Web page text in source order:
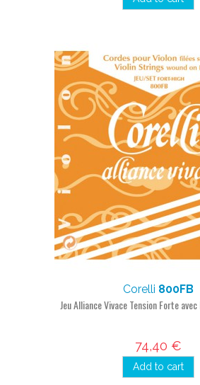
Corelli 800FB
Jeu Alliance Vivace Tension Forte
74,40 €
Add to cart